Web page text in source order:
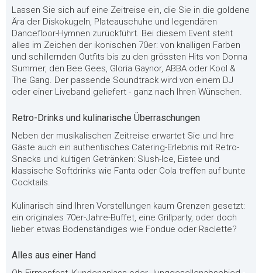
Lassen Sie sich auf eine Zeitreise ein, die Sie in die goldene
Ära der Diskokugeln, Plateauschuhe und legendären
Dancefloor-Hymnen zurückführt. Bei diesem Event steht
alles im Zeichen der ikonischen 70er: von knalligen Farben
und schillernden Outfits bis zu den grössten Hits von Donna
Summer, den Bee Gees, Gloria Gaynor, ABBA oder Kool &
The Gang. Der passende Soundtrack wird von einem DJ
oder einer Liveband geliefert - ganz nach Ihren Wünschen.
Retro-Drinks und kulinarische Überraschungen
Neben der musikalischen Zeitreise erwartet Sie und Ihre
Gäste auch ein authentisches Catering-Erlebnis mit Retro-
Snacks und kultigen Getränken: Slush-Ice, Eistee und
klassische Softdrinks wie Fanta oder Cola treffen auf bunte
Cocktails.
Kulinarisch sind Ihren Vorstellungen kaum Grenzen gesetzt:
ein originales 70er-Jahre-Buffet, eine Grillparty, oder doch
lieber etwas Bodenständiges wie Fondue oder Raclette?
Alles aus einer Hand